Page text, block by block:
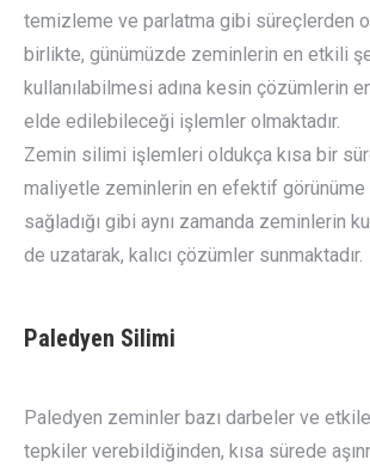
temizleme ve parlatma gibi süreçlerden
birlikte, günümüzde zeminlerin en etkili
kullanılabilmesi adına kesin çözümlerin
elde edilebileceği işlemler olmaktadır.
Zemin silimi işlemleri oldukça kısa bir
maliyetle zeminlerin en efektif görünüme
sağladığı gibi aynı zamanda zeminlerin
de uzatarak, kalıcı çözümler sunmaktadır.
Paledyen Silimi
Paledyen zeminler bazı darbeler ve
tepkiler verebildiğinden, kısa sürede